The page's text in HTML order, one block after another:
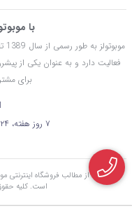
با
فعالیت دارد و به عنوان یکی از
برای
۷ روز هفته، ۲۴ ساعته پاسخگوی شما هستیم
استفاده از مطالب فروشگاه اینترنتی
است. کليه